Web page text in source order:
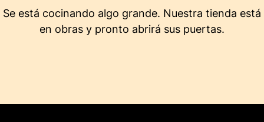
Se está cocinando algo grande. Nuestra tienda está
en obras y pronto abrirá sus puertas.